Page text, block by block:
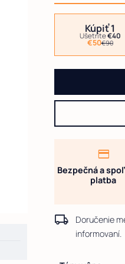
Kúpiť1
Ušetríte€40
€50€90
credit_card
Bezpečná a
platba
local_shipping
Doručenie
informovaní.